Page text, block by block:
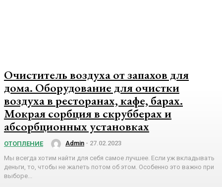
Очиститель воздуха от запахов для
дома. Оборудование для очистки
воздуха в ресторанах, кафе, барах.
Мокрая сорбция в скрубберах и
абсорбционных установках
ОТОПЛЕНИЕ Admin - 27.02.2023
Мы всегда хотим найти для себя самое лучшее. Если уж вкладывать
деньги, то, чтобы не жалеть потом об этом. Особенно это важно при
выборе...